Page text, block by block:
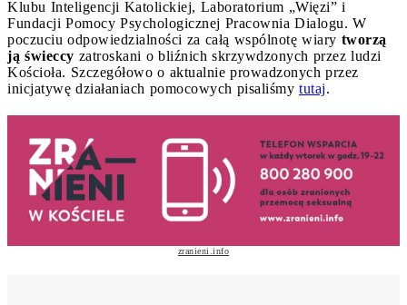
Klubu Inteligencji Katolickiej, Laboratorium „Więzi” i
Fundacji Pomocy Psychologicznej Pracownia Dialogu. W
poczuciu odpowiedzialności za całą wspólnotę wiary tworzą
ją świeccy zatroskani o bliźnich skrzywdzonych przez ludzi
Kościoła. Szczegółowo o aktualnie prowadzonych przez
inicjatywę działaniach pomocowych pisaliśmy tutaj.
zranieni.info